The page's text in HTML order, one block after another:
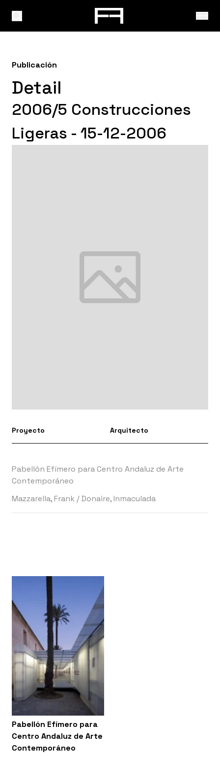
Publicación
Detail
2006/5 Construcciones
Ligeras - 15-12-2006
Proyecto Arquitecto
Pabellón Efímero para Centro Andaluz de Arte
Contemporáneo
Mazzarella, Frank /Donaire, Inmaculada
Pabellón Efímero para
Centro Andaluz de Arte
Contemporáneo